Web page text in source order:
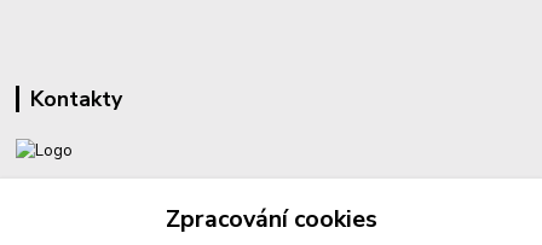
Kontakty
Zpracování cookies